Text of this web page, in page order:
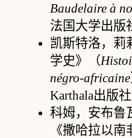
Baudelaire à
法国大学出版
凯斯特洛，莉
学史》（
négro-africaine
Karthala出版社
科姆，安布鲁
《撒哈拉以